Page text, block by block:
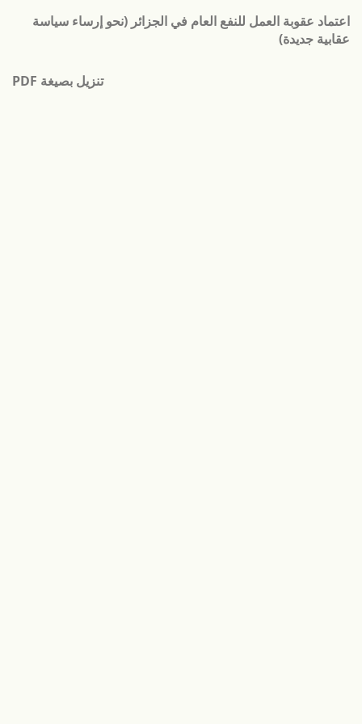
إلى
تفاصيل
اعتماد عقوبة العمل للنفع العام في الجزائر (نحو إرساء سياسة
عقابية جديدة)
تنزيل
تنزيل بصيغة PDF